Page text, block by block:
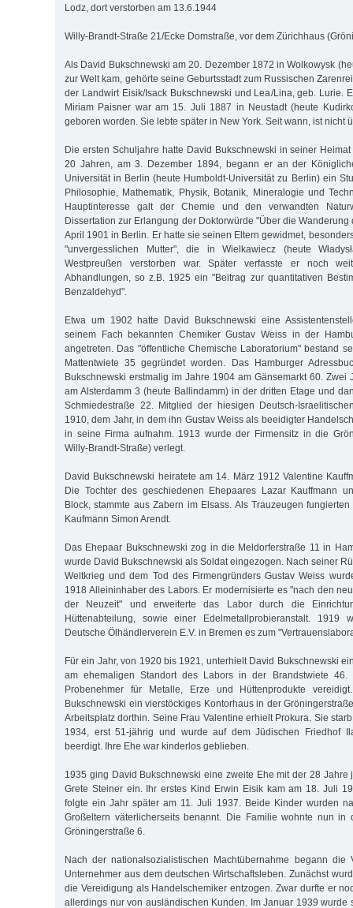
Lodz, dort verstorben am 13.6.1944
Willy-Brandt-Straße 21/Ecke Domstraße, vor dem Zürichhaus
Als David Bukschnewski am 20. Dezember 1872 in Wolkowysk
zur Welt kam, gehörte seine Geburtsstadt zum Russischen
der Landwirt Eisik/Isack Bukschnewski und Lea/Lina, geb. Lurie.
Miriam Paisner war am 15. Juli 1887 in Neustadt (heute
geboren worden. Sie lebte später in New York. Seit wann, ist nicht
Die ersten Schuljahre hatte David Bukschnewski in seiner
20 Jahren, am 3. Dezember 1894, begann er an der
Universität in Berlin (heute Humboldt-Universität zu Berlin) ein
Philosophie, Mathematik, Physik, Botanik, Mineralogie und
Hauptinteresse galt der Chemie und den verwandten
Dissertation zur Erlangung der Doktorwürde "Über die
April 1901 in Berlin. Er hatte sie seinen Eltern gewidmet,
"unvergesslichen Mutter", die in Wielkawiecz (heute
Westpreußen verstorben war. Später verfasste er noch
Abhandlungen, so z.B. 1925 ein "Beitrag zur quantitativen
Benzaldehyd".
Etwa um 1902 hatte David Bukschnewski eine
seinem Fach bekannten Chemiker Gustav Weiss in der
angetreten. Das "öffentliche Chemische Laboratorium" bestand
Mattentwiete 35 gegründet worden. Das Hamburger
Bukschnewski erstmalig im Jahre 1904 am Gänsemarkt 60. Zwei
am Alsterdamm 3 (heute Ballindamm) in der dritten Etage und
Schmiedestraße 22. Mitglied der hiesigen Deutsch-
1910, dem Jahr, in dem ihn Gustav Weiss als beeidigter
in seine Firma aufnahm. 1913 wurde der Firmensitz in die
Willy-Brandt-Straße) verlegt.
David Bukschnewski heiratete am 14. März 1912 Valentine
Die Tochter des geschiedenen Ehepaares Lazar Kauffmann
Block, stammte aus Zabern im Elsass. Als Trauzeugen
Kaufmann Simon Arendt.
Das Ehepaar Bukschnewski zog in die Meldorferstraße 11 in
wurde David Bukschnewski als Soldat eingezogen. Nach seiner
Weltkrieg und dem Tod des Firmengründers Gustav Weiss
1918 Alleininhaber des Labors. Er modernisierte es "nach den
der Neuzeit" und erweiterte das Labor durch die
Hüttenabteilung, sowie einer Edelmetallprobieranstalt. 1919
Deutsche Ölhändlerverein E.V. in Bremen es zum
Für ein Jahr, von 1920 bis 1921, unterhielt David Bukschnewski
am ehemaligen Standort des Labors in der Brandstwiete
Probenehmer für Metalle, Erze und Hüttenprodukte
Bukschnewski ein vierstöckiges Kontorhaus in der
Arbeitsplatz dorthin. Seine Frau Valentine erhielt Prokura. Sie
1934, erst 51-jährig und wurde auf dem Jüdischen Friedhof
beerdigt. Ihre Ehe war kinderlos geblieben.
1935 ging David Bukschnewski eine zweite Ehe mit der 28 Jahre
Grete Steiner ein. Ihr erstes Kind Erwin Eisik kam am 18. Juli
folgte ein Jahr später am 11. Juli 1937. Beide Kinder wurden
Großeltern väterlicherseits benannt. Die Familie wohnte nun in
Gröningerstraße 6.
Nach der nationalsozialistischen Machtübernahme begann die
Unternehmer aus dem deutschen Wirtschaftsleben. Zunächst
die Vereidigung als Handelschemiker entzogen. Zwar durfte er
allerdings nur von ausländischen Kunden. Im Januar 1939 wurde